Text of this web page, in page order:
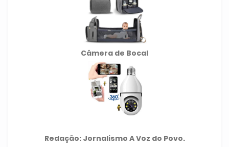
Câmera de Bocal
Redação: Jornalismo A Voz do Povo.